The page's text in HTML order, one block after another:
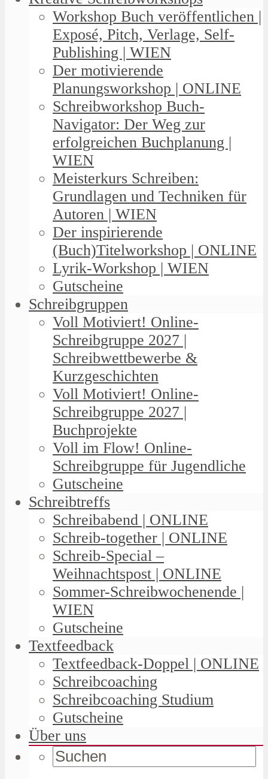
Workshop Buch veröffentlichen |
Exposé, Pitch, Verlage, Self-
Publishing | WIEN
Der motivierende
Planungsworkshop | ONLINE
Schreibworkshop Buch-
Navigator: Der Weg zur
erfolgreichen Buchplanung |
WIEN
Meisterkurs Schreiben:
Grundlagen und Techniken für
Autoren | WIEN
Der inspirierende
(Buch)Titelworkshop | ONLINE
Lyrik-Workshop | WIEN
Gutscheine
Schreibgruppen
Voll Motiviert! Online-
Schreibgruppe 2027 |
Schreibwettbewerbe &
Kurzgeschichten
Voll Motiviert! Online-
Schreibgruppe 2027 |
Buchprojekte
Voll im Flow! Online-
Schreibgruppe für Jugendliche
Gutscheine
Schreibtreffs
Schreibabend | ONLINE
Schreib-together | ONLINE
Schreib-Special –
Weihnachtspost | ONLINE
Sommer-Schreibwochenende |
WIEN
Gutscheine
Textfeedback
Textfeedback-Doppel | ONLINE
Schreibcoaching
Schreibcoaching Studium
Gutscheine
Über uns